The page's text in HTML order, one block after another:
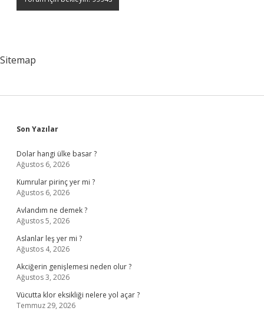
Sitemap
Sidebar
Son Yazılar
Dolar hangi ülke basar ?
Ağustos 6, 2026
Kumrular pirinç yer mi ?
Ağustos 6, 2026
Avlandım ne demek ?
Ağustos 5, 2026
Aslanlar leş yer mi ?
Ağustos 4, 2026
Akciğerin genişlemesi neden olur ?
Ağustos 3, 2026
Vücutta klor eksikliği nelere yol açar ?
Temmuz 29, 2026